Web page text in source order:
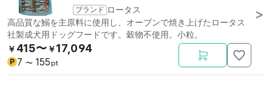
ブランド ロータス
高品質な鰯を主原料に使用し、オーブンで焼き上げたロータス
社製成犬用ドッグフードです。穀物不使用。小粒。
￥ 415〜 ￥17,094
P 7 〜 155 pt